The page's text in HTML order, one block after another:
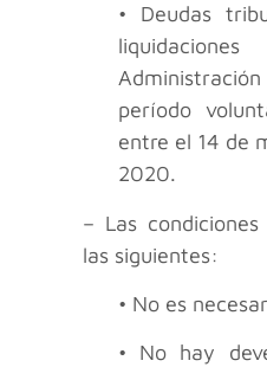
• Deudas
período
entre el 14 de
2020.
– Las
las siguientes:
• No es
• No hay